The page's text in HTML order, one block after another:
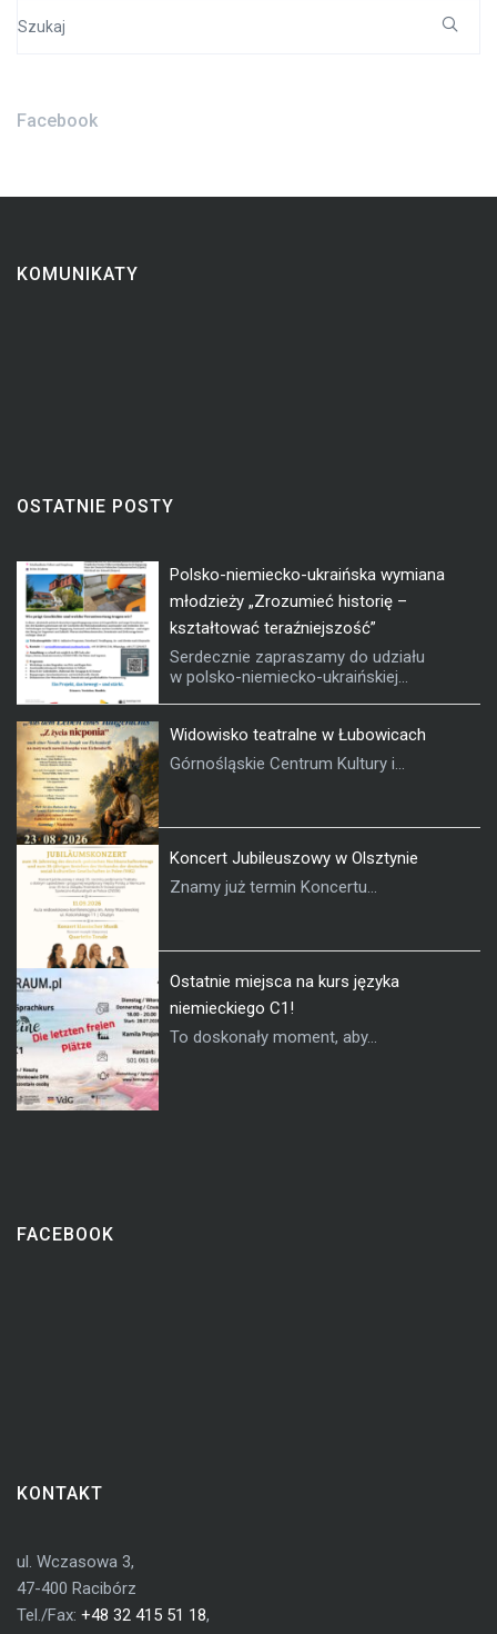
for:
Facebook
KOMUNIKATY
OSTATNIE POSTY
Polsko-niemiecko-ukraińska wymiana
młodzieży „Zrozumieć historię –
kształtować teraźniejszość”
Serdecznie zapraszamy do udziału
w polsko-niemiecko-ukraińskiej...
Widowisko teatralne w Łubowicach
Górnośląskie Centrum Kultury i...
Koncert Jubileuszowy w Olsztynie
Znamy już termin Koncertu...
Ostatnie miejsca na kurs języka
niemieckiego C1!
To doskonały moment, aby...
FACEBOOK
KONTAKT
ul. Wczasowa 3,
47-400 Racibórz
Tel./Fax: +48 32 415 51 18,